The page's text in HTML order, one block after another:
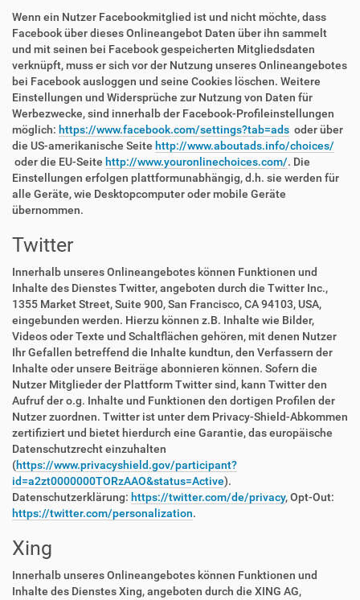
Wenn ein Nutzer Facebookmitglied ist und nicht möchte, dass
Facebook über dieses Onlineangebot Daten über ihn sammelt
und mit seinen bei Facebook gespeicherten Mitgliedsdaten
verknüpft, muss er sich vor der Nutzung unseres Onlineangebotes
bei Facebook ausloggen und seine Cookies löschen. Weitere
Einstellungen und Widersprüche zur Nutzung von Daten für
Werbezwecke, sind innerhalb der Facebook-Profileinstellungen
möglich: https://www.facebook.com/settings?tab=ads oder über
die US-amerikanische Seite http://www.aboutads.info/choices/
oder die EU-Seite http://www.youronlinechoices.com/. Die
Einstellungen erfolgen plattformunabhängig, d.h. sie werden für
alle Geräte, wie Desktopcomputer oder mobile Geräte
übernommen.
Twitter
Innerhalb unseres Onlineangebotes können Funktionen und
Inhalte des Dienstes Twitter, angeboten durch die Twitter Inc.,
1355 Market Street, Suite 900, San Francisco, CA 94103, USA,
eingebunden werden. Hierzu können z.B. Inhalte wie Bilder,
Videos oder Texte und Schaltflächen gehören, mit denen Nutzer
Ihr Gefallen betreffend die Inhalte kundtun, den Verfassern der
Inhalte oder unsere Beiträge abonnieren können. Sofern die
Nutzer Mitglieder der Plattform Twitter sind, kann Twitter den
Aufruf der o.g. Inhalte und Funktionen den dortigen Profilen der
Nutzer zuordnen. Twitter ist unter dem Privacy-Shield-Abkommen
zertifiziert und bietet hierdurch eine Garantie, das europäische
Datenschutzrecht einzuhalten
(https://www.privacyshield.gov/participant?
id=a2zt0000000TORzAAO&status=Active).
Datenschutzerklärung: https://twitter.com/de/privacy, Opt-Out:
https://twitter.com/personalization.
Xing
Innerhalb unseres Onlineangebotes können Funktionen und
Inhalte des Dienstes Xing, angeboten durch die XING AG,